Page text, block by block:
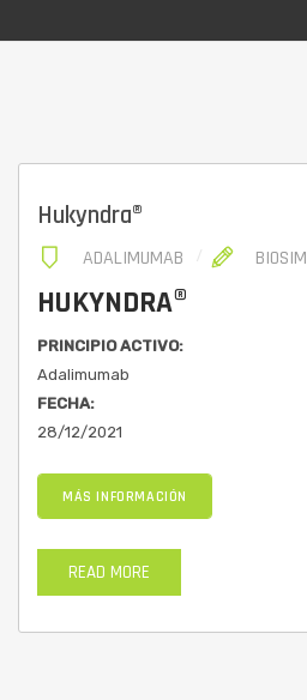
Hukyndra®
ADALIMUMAB BIOSIM
HUKYNDRA®
PRINCIPIO ACTIVO:
Adalimumab
FECHA:
28/12/2021
MÁS INFORMACIÓN
READ MORE